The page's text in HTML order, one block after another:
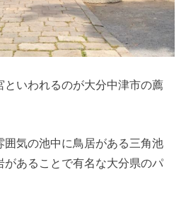
といわれるのが大分中津市の薦
気の池中に鳥居がある三角池
があることで有名な大分県のパ